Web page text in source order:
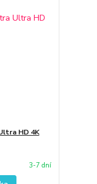
HD 4K
3-7 dní